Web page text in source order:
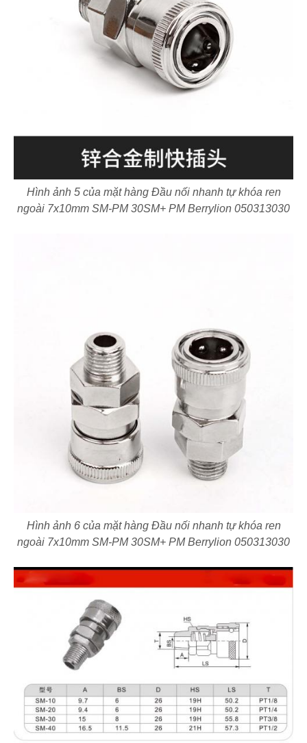
Hình ảnh 5 của mặt hàng Đầu nối nhanh tự khóa ren
ngoài 7x10mm SM-PM 30SM+ PM Berrylion 050313030
Hình ảnh 6 của mặt hàng Đầu nối nhanh tự khóa ren
ngoài 7x10mm SM-PM 30SM+ PM Berrylion 050313030